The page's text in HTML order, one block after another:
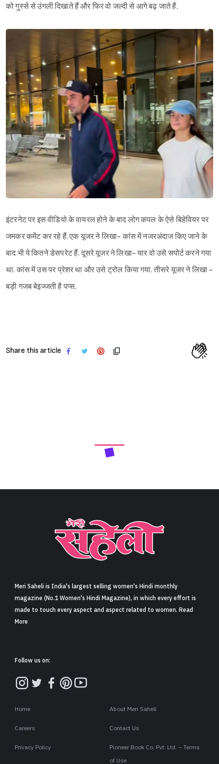
को गुस्से से उंगली दिखाते हैं और फिर वो जल्दी से आगे बढ़ जाते हैं.
इंटरनेट पर इस वीडियो के वायरल होने के बाद लोग कपल के ऐसे बिहेवियर पर
जमकर कमेंट कर रहे हैं. एक यूजर ने लिखा- कांस में नजरअंदाज किए जाने के
बाद भी ये कितने डेसपरेट हैं. दूसरे यूजर ने लिखा- यार वो उसे सपोर्ट करने गया
था. कांस में उस पर प्रेशर था और उसे ट्रोल किया गया. तीसरे यूजर ने लिखा -
बड़ी गजब बेइज्जती है पप्स.
Share this article
Meri Saheli is India's largest selling women's Hindi monthly
magazine (No.1 Women's Hindi Magazine), in which every effort is
made to touch every aspect and aspect related to women. Read
More
Follow us on:
Home About Meri Saheli
Careers Contact Us
Privacy Policy
Pioneer Book Co. Pvt. Ltd. – Terms
of Use